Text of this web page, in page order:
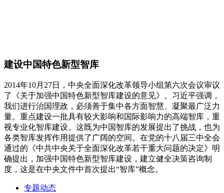
建设中国特色新型智库
2014年10月27日，中央全面深化改革领导小组第六次会议审议
了《关于加强中国特色新型智库建设的意见》。习近平强调，
我们进行治国理政，必须善于集中各方面智慧、凝聚最广泛力
量。重点建设一批具有较大影响和国际影响力的高端智库，重
视专业化智库建设。这既为中国智库的发展提出了挑战，也为
各类智库发挥作用提供了广阔的空间。在党的十八届三中全会
通过的《中共中央关于全面深化改革若干重大问题的决定》明
确提出，加强中国特色新型智库建设，建立健全决策咨询制
度，这是在中央文件中首次提出“智库”概念。
专题动态